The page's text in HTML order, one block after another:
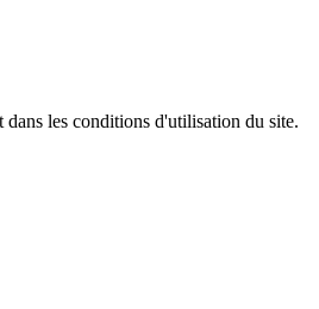
les conditions d'utilisation du site.